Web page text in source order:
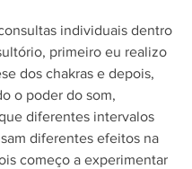
individuais dentro
primeiro eu realizo
dos chakras e depois,
o poder do som,
diferentes intervalos
diferentes efeitos na
começo a experimentar